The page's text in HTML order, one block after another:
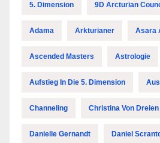
5. Dimension 9D Arcturian
Adama Arkturianer Asara
Ascended Masters Astrologie
Aufstieg In Die 5. Dimension
Channeling Christina Von Dreien
Danielle Gernandt Daniel